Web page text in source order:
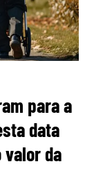
para a
data
valor da